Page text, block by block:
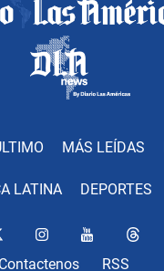
MÁS LEÍDAS
LATINA DEPORTES
Contactenos RSS